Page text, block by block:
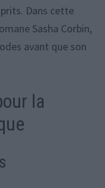
Dans cette
Sasha Corbin,
avant que son
la